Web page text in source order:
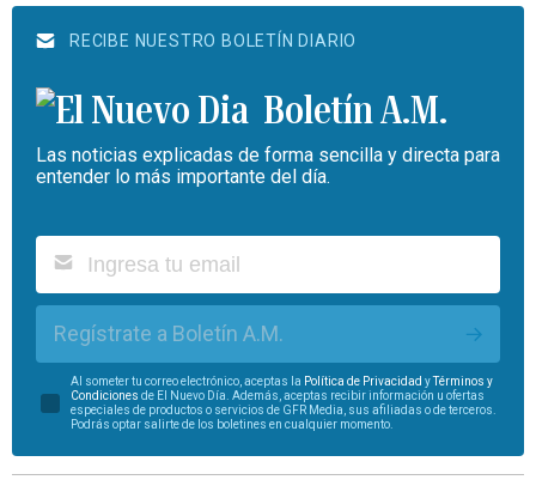
RECIBE NUESTRO BOLETÍN DIARIO
Boletín A.M.
Las noticias explicadas de forma sencilla y directa para
entender lo más importante del día.
Regístrate a Boletín A.M.
Al someter tu correo electrónico, aceptas la Política de Privacidad yTérminos y
Condiciones de El Nuevo Día. Además, aceptas recibir información u ofertas
especiales de productos o servicios de GFR Media, sus afiliadas o de terceros.
Podrás optar salirte de los boletines en cualquier momento.